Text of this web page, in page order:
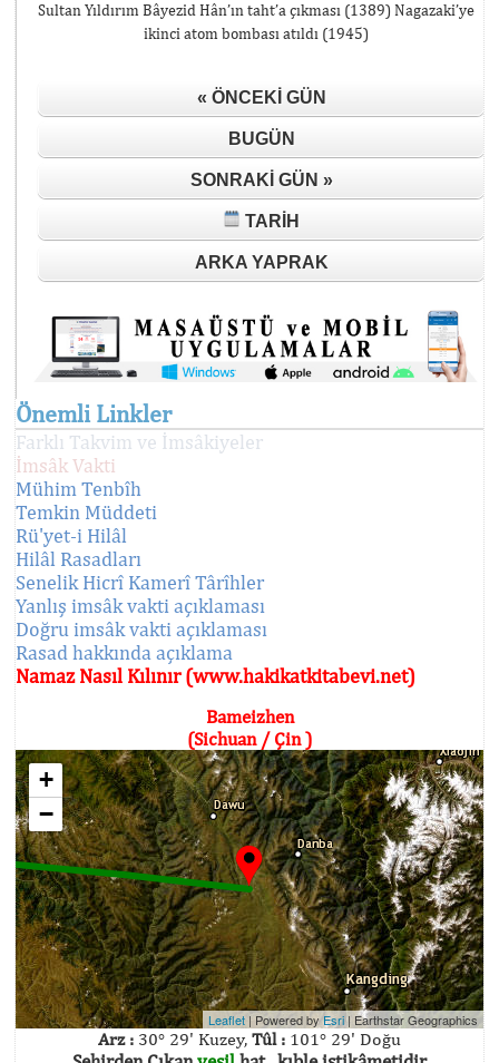
Sultan Yıldırım Bâyezid Hân’ın taht’a çıkması (1389) Nagazaki’ye
ikinci atom bombası atıldı (1945)
« ÖNCEKI GÜN
BUGÜN
SONRAKI GÜN »
TARIH
ARKA YAPRAK
Önemli Linkler
Farklı Takvim ve İmsâkiyeler
İmsâk Vakti
Mühim Tenbîh
Temkin Müddeti
Rü'yet-i Hilâl
Hilâl Rasadları
Senelik Hicrî Kamerî Târîhler
Yanlış imsâk vakti açıklaması
Doğru imsâk vakti açıklaması
Rasad hakkında açıklama
Namaz Nasıl Kılınır (www.hakikatkitabevi.net)
Bameizhen
(Sichuan / Çin )
+
−
Leaflet | Powered byEsri | Earthstar Geographics
Arz : 30° 29' Kuzey, Tûl : 101° 29' Doğu